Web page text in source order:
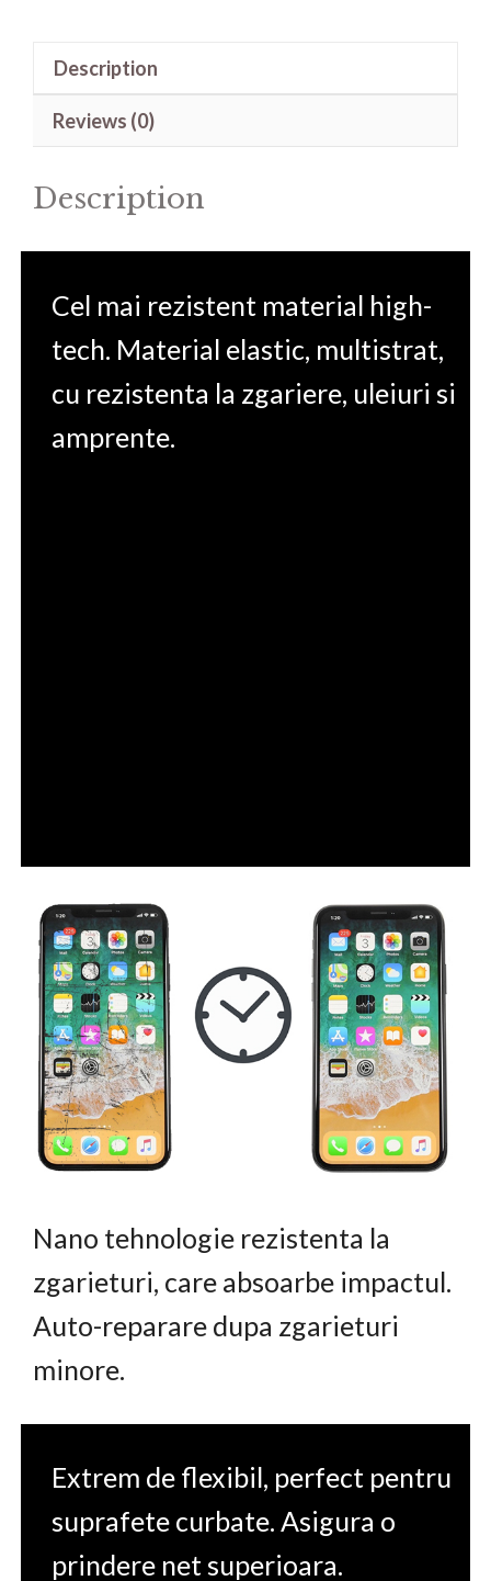
Description
Reviews (0)
Description
Cel mai rezistent material high-
tech. Material elastic, multistrat,
cu rezistenta la zgariere, uleiuri si
amprente.
Nano tehnologie rezistenta la
zgarieturi, care absoarbe impactul.
Auto-reparare dupa zgarieturi
minore.
Extrem de flexibil, perfect pentru
suprafete curbate. Asigura o
prindere net superioara.